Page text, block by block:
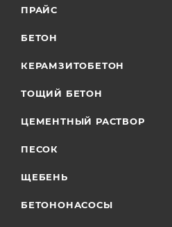
ПРАЙС
БЕТОН
КЕРАМЗИТОБЕТОН
ТОЩИЙ БЕТОН
ЦЕМЕНТНЫЙ РАСТВОР
ПЕСОК
ЩЕБЕНЬ
БЕТОНОНАСОСЫ